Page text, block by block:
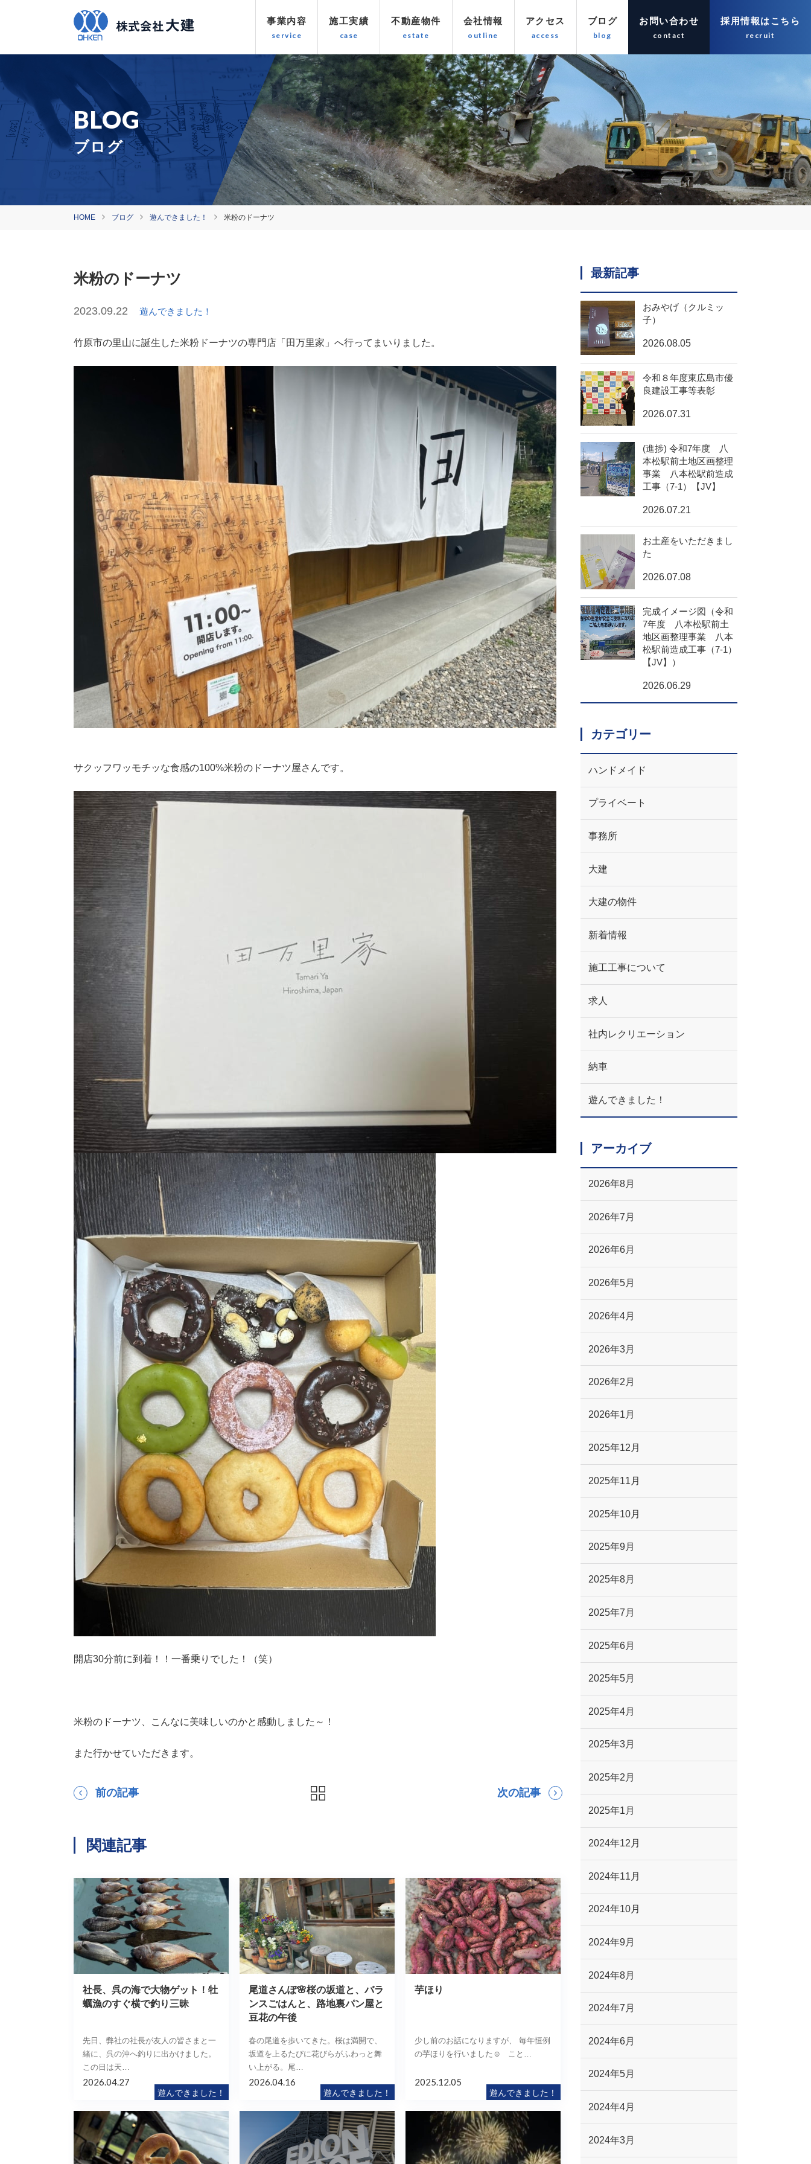
事業内容 施工実績 不動産物件 会社情報 アクセス ブログ お問い合わせ 採用情報はこちら
ブログ
HOME ブログ 遊んできました！ 米粉のドーナツ
米粉のドーナツ
2023.09.22 遊んできました！
竹原市の里山に誕生した米粉ドーナツの専門店「田万里家」へ行ってまいりました。
サクッフワッモチッな食感の100%米粉のドーナツ屋さんです。
開店30分前に到着！！一番乗りでした！（笑）
米粉のドーナツ、こんなに美味しいのかと感動しました～！
また行かせていただきます。
前の記事 次の記事
関連記事
社長、呉の海で大物ゲット！牡
蠣漁のすぐ横で釣り三昧
先日、弊社の社長が友人の皆さまと一
緒に、呉の沖へ釣りに出かけました。
この日は天…
遊んできました！
2026.04.27
尾道さんぽ🌸桜の坂道と、バラ
ンスごはんと、路地裏パン屋と
豆花の午後
春の尾道を歩いてきた。桜は満開で、
坂道を上るたびに花びらがふわっと舞
い上がる。尾…
遊んできました！
2026.04.16
芋ほり
少し前のお話になりますが、 毎年恒例
の芋ほりを行いました☺️ こと…
遊んできました！
2025.12.05
最新記事
おみやげ（クルミッ
子）
2026.08.05
令和８年度東広島市優
良建設工事等表彰
2026.07.31
(進捗) 令和7年度 八
本松駅前土地区画整理
事業 八本松駅前造成
工事（7-1）【JV】
2026.07.21
お土産をいただきまし
た
2026.07.08
完成イメージ図（令和
7年度 八本松駅前土
地区画整理事業 八本
松駅前造成工事（7-1）
【JV】）
2026.06.29
カテゴリー
ハンドメイド
プライベート
事務所
大建
大建の物件
新着情報
施工工事について
求人
社内レクリエーション
納車
遊んできました！
アーカイブ
2026年8月
2026年7月
2026年6月
2026年5月
2026年4月
2026年3月
2026年2月
2026年1月
2025年12月
2025年11月
2025年10月
2025年9月
2025年8月
2025年7月
2025年6月
2025年5月
2025年4月
2025年3月
2025年2月
2025年1月
2024年12月
2024年11月
2024年10月
2024年9月
2024年8月
2024年7月
2024年6月
2024年5月
2024年4月
2024年3月